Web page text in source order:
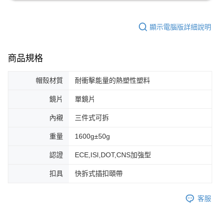
顯示電腦版詳細說明
商品規格
帽殼材質 耐衝擊能量的熱塑性塑料
鏡片 單鏡片
內襯 三件式可拆
重量 1600g±50g
認證 ECE,ISI,DOT,CNS加強型
扣具 快拆式插扣頤帶
客服